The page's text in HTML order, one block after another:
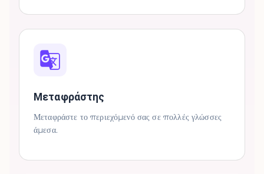
Μεταφράστης
Μεταφράστε το περιεχόμενό σας σε πολλές γλώσσες
άμεσα.